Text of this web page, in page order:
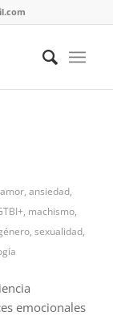
amor, ansiedad,
, machismo,
, sexualidad,
emocionales